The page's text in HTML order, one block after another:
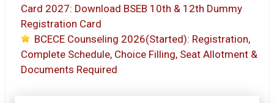
Card 2027: Download BSEB 10th & 12th Dummy
Registration Card
BCECE Counseling 2026(Started): Registration,
Complete Schedule, Choice Filling, Seat Allotment &
Documents Required